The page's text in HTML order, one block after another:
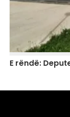
E rëndë: